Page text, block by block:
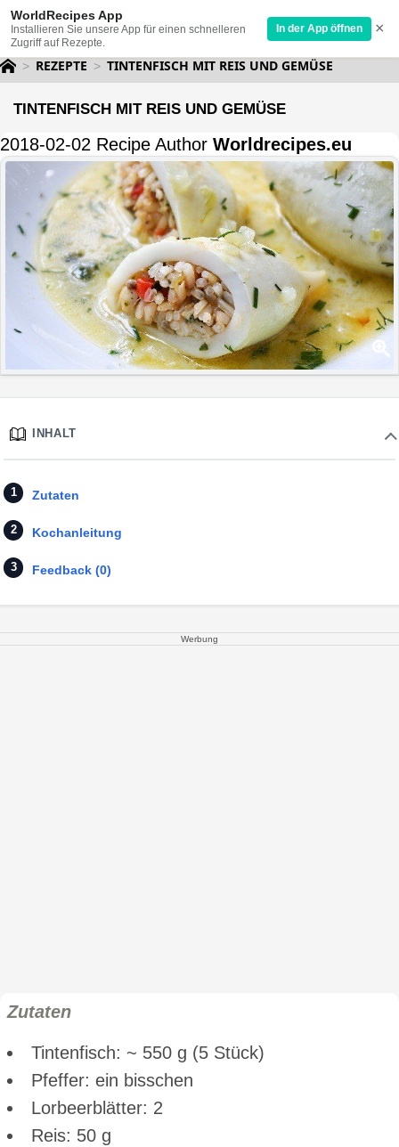
WorldRecipes App
Installieren Sie unsere App für einen schnelleren
Zugriff auf Rezepte.
In der App öffnen ×
REZEPTE TINTENFISCH MIT REIS UND GEMÜSE
TINTENFISCH MIT REIS UND GEMÜSE
2018-02-02 Recipe Author Worldrecipes.eu
INHALT
Zutaten
Kochanleitung
Feedback (0)
Werbung
Zutaten
Tintenfisch: ~ 550 g (5 Stück)
Pfeffer: ein bisschen
Lorbeerblätter: 2
Reis: 50 g